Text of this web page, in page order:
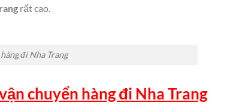
rất cao.
đi Nha Trang
chuyển hàng đi Nha Trang